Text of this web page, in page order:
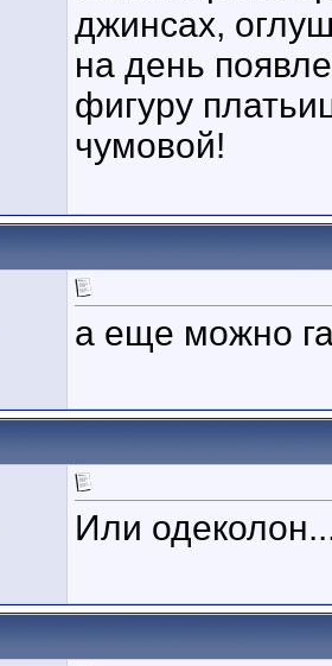
джинсах,
на день
фигуру
чумовой!
а еще можно
Или